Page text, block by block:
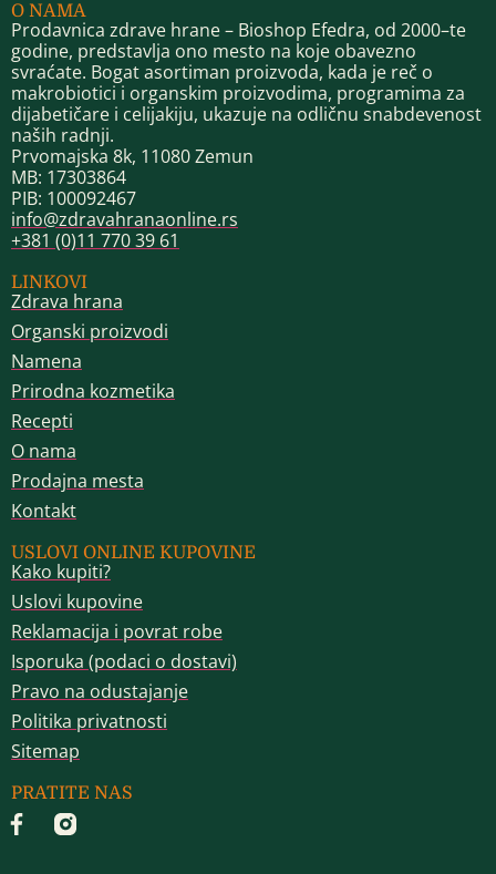
O NAMA
Prodavnica zdrave hrane – Bioshop Efedra, od 2000–te
godine, predstavlja ono mesto na koje obavezno
svraćate. Bogat asortiman proizvoda, kada je reč o
makrobiotici i organskim proizvodima, programima za
dijabetičare i celijakiju, ukazuje na odličnu snabdevenost
naših radnji.
Prvomajska 8k, 11080 Zemun
MB: 17303864
PIB: 100092467
info@zdravahranaonline.rs
+381 (0)11 770 39 61
LINKOVI
Zdrava hrana
Organski proizvodi
Namena
Prirodna kozmetika
Recepti
O nama
Prodajna mesta
Kontakt
USLOVI ONLINE KUPOVINE
Kako kupiti?
Uslovi kupovine
Reklamacija i povrat robe
Isporuka (podaci o dostavi)
Pravo na odustajanje
Politika privatnosti
Sitemap
PRATITE NAS